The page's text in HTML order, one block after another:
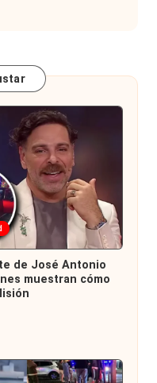
de José Antonio
muestran cómo